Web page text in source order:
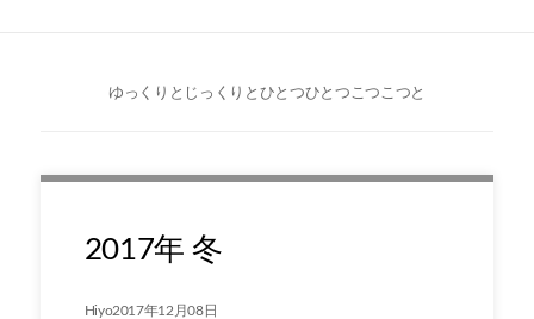
ゆっくりとじっくりとひとつひとつこつこつと
2017年 冬
Hiyo2017年12月08日